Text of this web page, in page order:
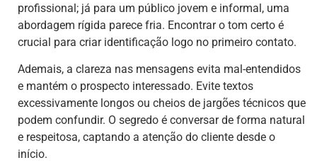
profissional; já para um público jovem e informal, uma
abordagem rígida parece fria. Encontrar o tom certo é
crucial para criar identificação logo no primeiro contato.
Ademais, a clareza nas mensagens evita mal-entendidos
e mantém o prospecto interessado. Evite textos
excessivamente longos ou cheios de jargões técnicos que
podem confundir. O segredo é conversar de forma natural
e respeitosa, captando a atenção do cliente desde o
início.